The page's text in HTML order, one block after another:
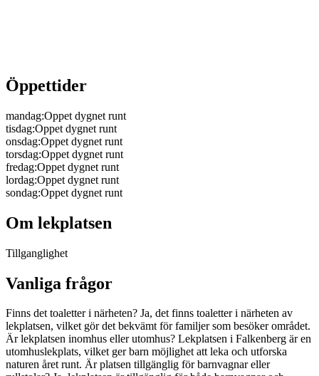
Öppettider
mandag:Oppet dygnet runt
tisdag:Oppet dygnet runt
onsdag:Oppet dygnet runt
torsdag:Oppet dygnet runt
fredag:Oppet dygnet runt
lordag:Oppet dygnet runt
sondag:Oppet dygnet runt
Om lekplatsen
Tillganglighet
Vanliga frågor
Finns det toaletter i närheten? Ja, det finns toaletter i närheten av
lekplatsen, vilket gör det bekvämt för familjer som besöker området.
Är lekplatsen inomhus eller utomhus? Lekplatsen i Falkenberg är en
utomhuslekplats, vilket ger barn möjlighet att leka och utforska
naturen året runt. Är platsen tillgänglig för barnvagnar eller